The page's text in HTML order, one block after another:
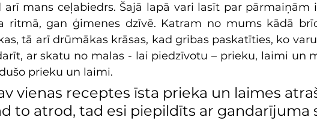
arī mans ceļabiedrs. Šajā lapā vari lasīt par pārmaiņām
ritmā, gan ģimenes dzīvē. Katram no mums kādā
tā arī drūmākas krāsas, kad gribas paskatīties, ko
ar skatu no malas - lai piedzīvotu – prieku, laimi un
prieku un laimi.
vienas receptes īsta prieka un laimes
to atrod, tad esi piepildīts ar gandarījuma